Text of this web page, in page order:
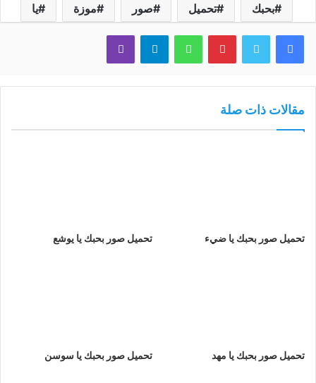
بحبك تحميل صور موزة يا
فيسبوك تويتر بينتيريستواتساب تيلقرام ڤايبر
مقالات ذات صلة
تحميل صور بحبك يا ضيء تحميل صور بحبك يا يوشع
تحميل صور بحبك يا مهد تحميل صور بحبك يا سوسن